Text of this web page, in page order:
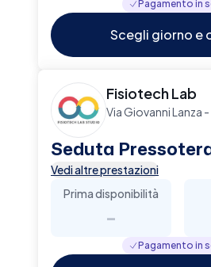
Pagamento in
Scegli giorno e
Fisiotech Lab
Via Giovanni Lanza
Seduta
Vedi altre prestazioni
Prima disponibilità
-
Pagamento in